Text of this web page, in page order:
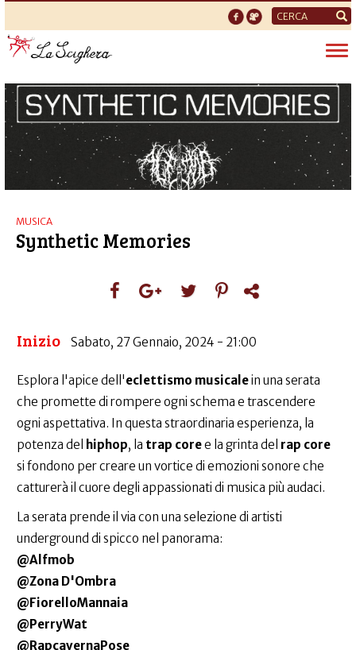
Form
di
ricerca
MUSICA
Synthetic Memories
Inizio Sabato, 27 Gennaio, 2024 - 21:00
Esplora l'apice dell'eclettismo musicalein una serata
che promette di rompere ogni schema e trascendere
ogni aspettativa. In questa straordinaria esperienza, la
potenza del hiphop, la trap coree la grinta del rap core
si fondono per creare un vortice di emozioni sonore che
catturerà il cuore degli appassionati di musica più audaci.
La serata prende il via con una selezione di artisti
underground di spicco nel panorama:
@Alfmob
@Zona D'Ombra
@FiorelloMannaia
@PerryWat
@RapcavernaPose